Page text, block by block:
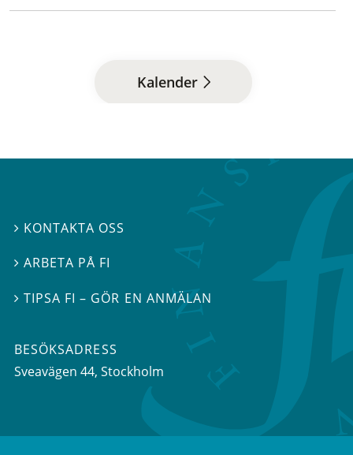
Kalender
 KONTAKTA OSS
ARBETA PÅ FI
TIPSA FI – GÖR EN ANMÄLAN
BESÖKSADRESS
Sveavägen 44, Stockholm